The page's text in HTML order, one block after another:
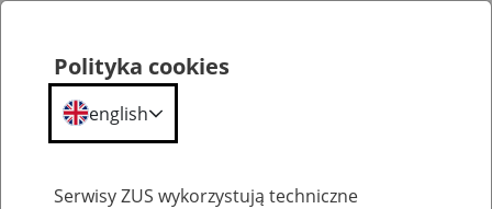
Polityka cookies
english
Serwisy ZUS wykorzystują techniczne